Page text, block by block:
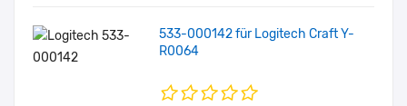
533-000142 für Logitech Craft Y-
R0064